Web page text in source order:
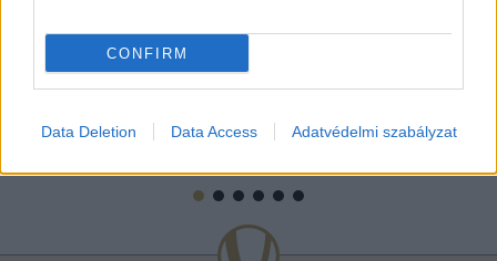
CONFIRM
Data Deletion Data Access Adatvédelmi szabályzat
Strasbourgban a Le Mondial des Vins Blancs-ra. A világ egyik